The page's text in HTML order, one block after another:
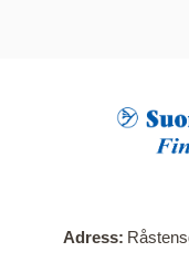
Här visas en
Adress